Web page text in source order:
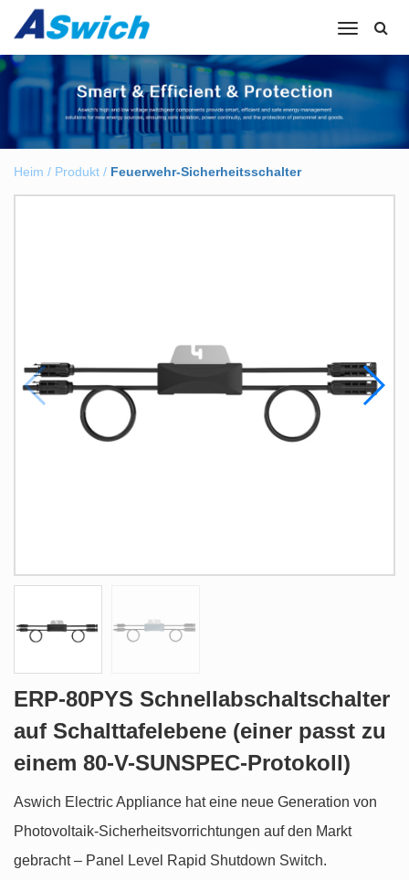
Navigation
Heim / Produkt / Feuerwehr-Sicherheitsschalter
ERP-80PYS Schnellabschaltschalter
auf Schalttafelebene (einer passt zu
einem 80-V-SUNSPEC-Protokoll)
Aswich Electric Appliance hat eine neue Generation von
Photovoltaik-Sicherheitsvorrichtungen auf den Markt
gebracht – Panel Level Rapid Shutdown Switch.